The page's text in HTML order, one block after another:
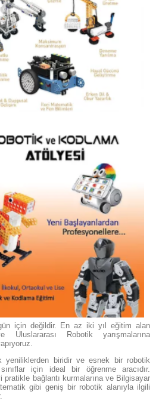
için değildir. En az iki yıl eğitim alan
Uluslararası Robotik yarışmalarına
yeniliklerden biridir ve esnek bir robotik
için ideal bir öğrenme aracıdır.
pratikle bağlantı kurmalarına ve Bilgisayar
gibi geniş bir robotik alanıyla ilgili